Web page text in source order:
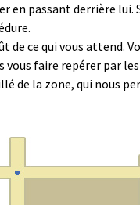
en passant derrière lui.
de ce qui vous attend.
vous faire repérer par
de la zone, qui nous